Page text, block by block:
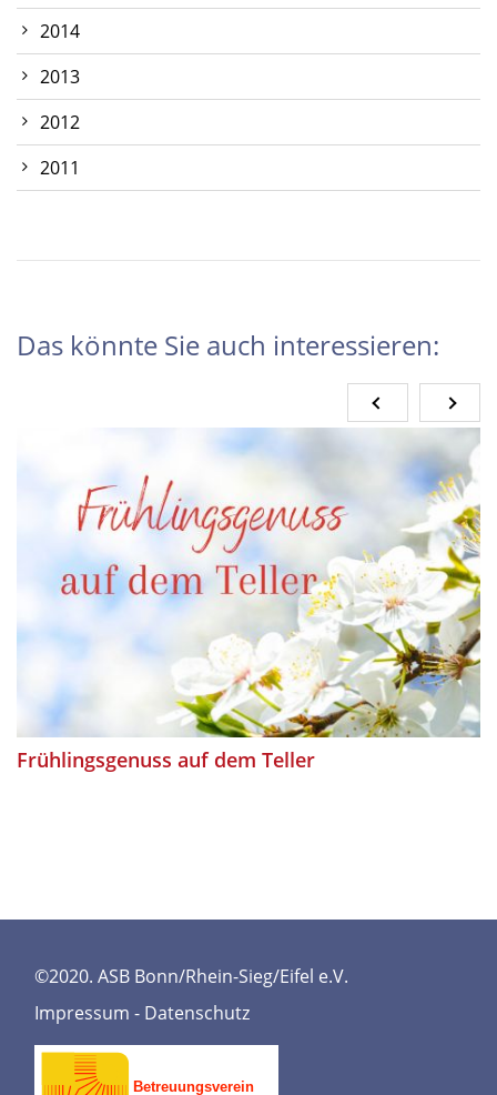
2014
2013
2012
2011
Das könnte Sie auch interessieren:
Frühlingsgenuss auf dem Teller
©2020. ASB Bonn/Rhein-Sieg/Eifel e.V.
Impressum - Datenschutz